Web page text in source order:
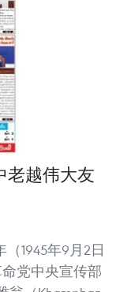
老越伟大友
1945年9月2日
党中央宣传部